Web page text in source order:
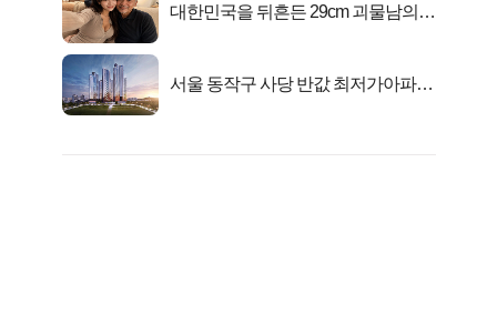
대한민국을 뒤흔든 29cm 괴물남의
서울 동작구 사당 반값 최저가아파트